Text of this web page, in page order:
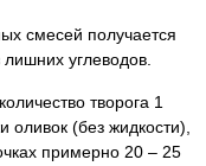
смесей получается
углеводов.
творога 1
оливок (без жидкости),
примерно 20 – 25